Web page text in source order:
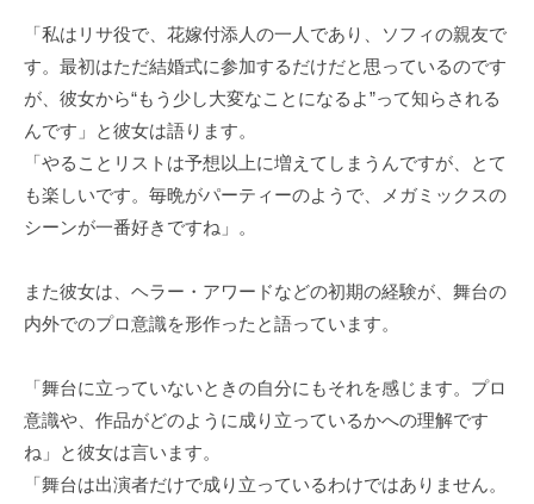
「私はリサ役で、花嫁付添人の一人であり、ソフィの親友で
す。最初はただ結婚式に参加するだけだと思っているのです
が、彼女から“もう少し大変なことになるよ”って知らされる
んです」と彼女は語ります。
「やることリストは予想以上に増えてしまうんですが、とて
も楽しいです。毎晩がパーティーのようで、メガミックスの
シーンが一番好きですね」。
また彼女は、ヘラー・アワードなどの初期の経験が、舞台の
内外でのプロ意識を形作ったと語っています。
「舞台に立っていないときの自分にもそれを感じます。プロ
意識や、作品がどのように成り立っているかへの理解です
ね」と彼女は言います。
「舞台は出演者だけで成り立っているわけではありません。